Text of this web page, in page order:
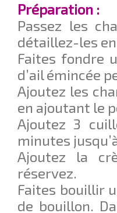
Préparation :
Passez les
détaillez-les
Faites fondre
d’ail émincée
Ajoutez les
en ajoutant le
Ajoutez 3
minutes
Ajoutez la
réservez.
Faites bouillir
de bouillon.